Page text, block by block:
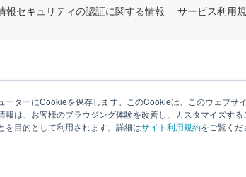
ーターにCookieを保存します。このCookieは、このウェブサ
は、お客様のブラウジング体験を改善し、カスタマイズす
を目的として利用されます。詳細はサイト利用規約をご覧くだ
報セキュリティの認証に関する情報 サービス利用